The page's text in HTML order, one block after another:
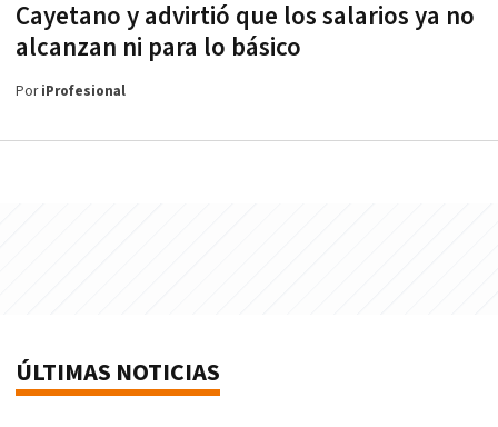
Cayetano y advirtió que los salarios ya no
alcanzan ni para lo básico
PoriProfesional
ÚLTIMAS NOTICIAS